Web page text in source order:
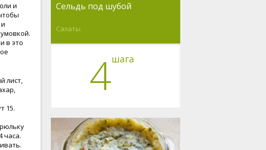
и
в это
лист,
15.
часа.
Сельдь под шубой
Салаты
4шага